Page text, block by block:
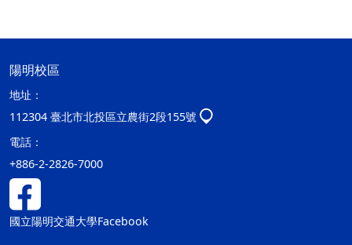
陽明校區
地址：
112304 臺北市北投區立農街2段155號
電話：
+886-2-2826-7000
國立陽明交通大學Facebook